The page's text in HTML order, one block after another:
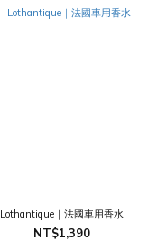
Lothantique｜法國車用香水
NT$1,390